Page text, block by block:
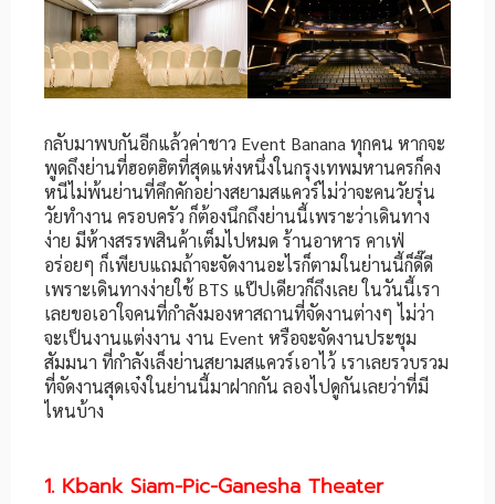
กลับมาพบกันอีกแล้วค่าชาว Event Banana ทุกคน หากจะ
พูดถึงย่านที่ฮอตฮิตที่สุดแห่งหนึ่งในกรุงเทพมหานครก็คง
หนีไม่พ้นย่านที่คึกคักอย่างสยามสแควร์ไม่ว่าจะคนวัยรุ่น
วัยทำงาน ครอบครัว ก็ต้องนึกถึงย่านนี้เพราะว่าเดินทาง
ง่าย มีห้างสรรพสินค้าเต็มไปหมด ร้านอาหาร คาเฟ่
อร่อยๆ ก็เพียบแถมถ้าจะจัดงานอะไรก็ตามในย่านนี้ก็ดี๊ดี
เพราะเดินทางง่ายใช้ BTS แป๊ปเดียวก็ถึงเลย ในวันนี้เรา
เลยขอเอาใจคนที่กำลังมองหาสถานที่จัดงานต่างๆ ไม่ว่า
จะเป็นงานแต่งงาน งาน Event หรือจะจัดงานประชุม
สัมมนา ที่กำลังเล็งย่านสยามสแควร์เอาไว้ เราเลยรวบรวม
ที่จัดงานสุดเจ๋งในย่านนี้มาฝากกัน ลองไปดูกันเลยว่าที่มี
ไหนบ้าง
1. Kbank Siam-Pic-Ganesha Theater